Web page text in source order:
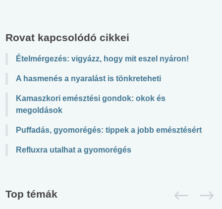
Rovat kapcsolódó cikkei
Ételmérgezés: vigyázz, hogy mit eszel nyáron!
A hasmenés a nyaralást is tönkreteheti
Kamaszkori emésztési gondok: okok és
megoldások
Puffadás, gyomorégés: tippek a jobb emésztésért
Refluxra utalhat a gyomorégés
Top témák